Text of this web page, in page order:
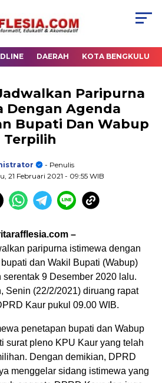
DAERAH KOTA BENGKULU
Paripurna
Dengan Agenda
Bupati Dan Wabup
Terpilih
- Penulis
21 Februari 2021 - 09:55 WIB
–
paripurna istimewa dengan
dan Wakil Bupati (Wabup)
9 Desember 2020 lalu.
Senin (22/2/2021) diruang rapat
Kaur pukul 09.00 WIB.
penetapan bupati dan Wabup
surat pleno KPU Kaur yang telah
Dengan demikian, DPRD
menggelar sidang istimewa yang